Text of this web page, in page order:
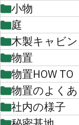
小物
庭
木製キャビン
物置
物置HOW TO
物置のよく
社内の様子